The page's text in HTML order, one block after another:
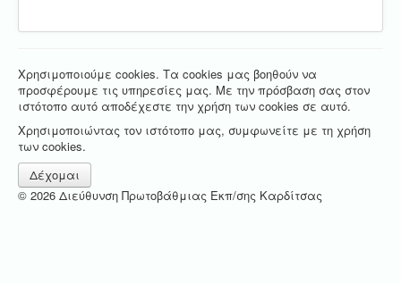
Χρησιμοποιούμε cookies. Τα cookies μας βοηθούν να
προσφέρουμε τις υπηρεσίες μας. Με την πρόσβαση σας στον
ιστότοπο αυτό αποδέχεστε την χρήση των cookies σε αυτό.
Χρησιμοποιώντας τον ιστότοπο μας, συμφωνείτε με τη χρήση
των cookies.
Δέχομαι
© 2026 Διεύθυνση Πρωτοβάθμιας Εκπ/σης Καρδίτσας